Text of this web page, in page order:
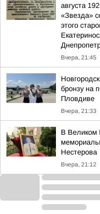
августа
«Звезда»
этого
Вчера, 21:45
бронзу на
Пловдиве
Вчера, 21:33
В Великом
Нестерова
Вчера, 21:12